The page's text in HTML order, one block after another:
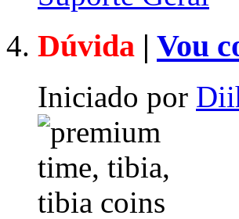
Dúvida | Vou
Iniciado por